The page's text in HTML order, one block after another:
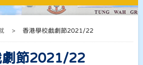
> 香港學校戲劇節2021/22
劇節2021/22